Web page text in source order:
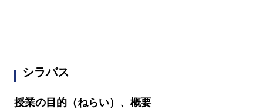
シラバス
授業の目的（ねらい）、概要